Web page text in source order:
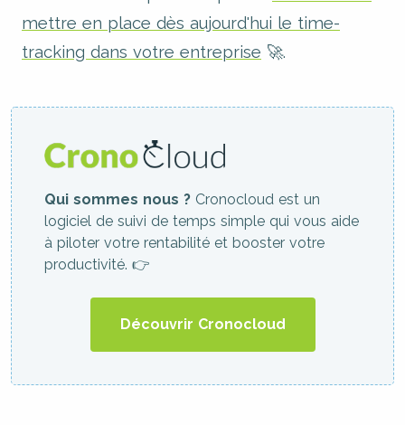
mettre en place dès aujourd'hui le time-
tracking dans votre entreprise 🚀.
Qui sommes nous ? Cronocloud est un
logiciel de suivi de temps simple qui vous aide
à piloter votre rentabilité et booster votre
productivité. 👉
Découvrir Cronocloud